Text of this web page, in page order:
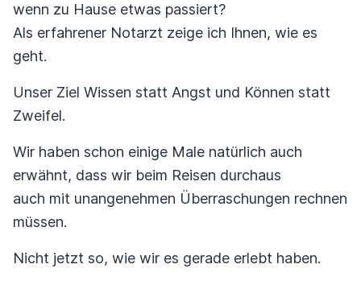
wenn zu Hause etwas passiert?
Als erfahrener Notarzt zeige ich Ihnen, wie es
geht.
Unser Ziel Wissen statt Angst und Können statt
Zweifel.
Wir haben schon einige Male natürlich auch
erwähnt, dass wir beim Reisen durchaus
auch mit unangenehmen Überraschungen rechnen
müssen.
Nicht jetzt so, wie wir es gerade erlebt haben.